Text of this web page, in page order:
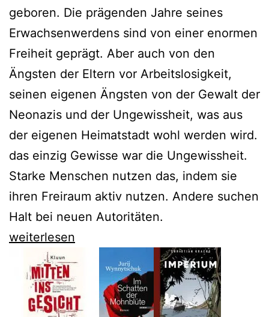
geboren. Die prägenden Jahre seines
Erwachsenwerdens sind von einer enormen
Freiheit geprägt. Aber auch von den
Ängsten der Eltern vor Arbeitslosigkeit,
seinen eigenen Ängsten von der Gewalt der
Neonazis und der Ungewissheit, was aus
der eigenen Heimatstadt wohl werden wird.
das einzig Gewisse war die Ungewissheit.
Starke Menschen nutzen das, indem sie
ihren Freiraum aktiv nutzen. Andere suchen
Halt bei neuen Autoritäten.
„Oder
Florida“
weiterlesen